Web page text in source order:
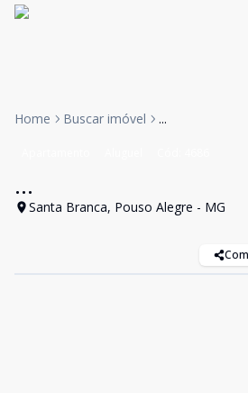
Home Buscar imóvel ...
...
Santa Branca, Pouso Alegre - MG